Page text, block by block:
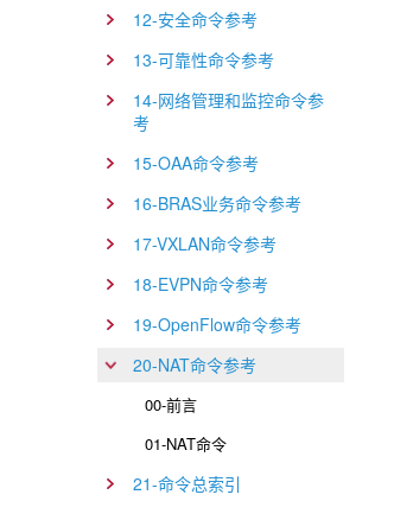
12-安全命令参考
13-可靠性命令参考
14-网络管理和监控命令参
考
15-OAA命令参考
16-BRAS业务命令参考
17-VXLAN命令参考
18-EVPN命令参考
19-OpenFlow命令参考
20-NAT命令参考
00-前言
01-NAT命令
21-命令总索引